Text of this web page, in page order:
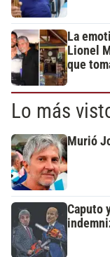
La
Lionel
que
Lo más
Murió
Caputo